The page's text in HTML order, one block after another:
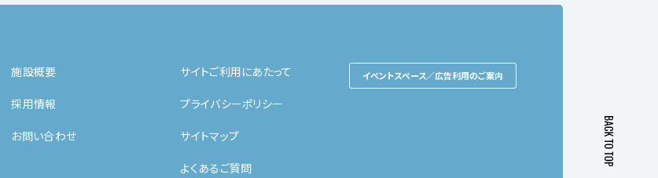
施設概要
採用情報
お問い合わせ
サイトご利用にあたって
プライバシーポリシー
サイトマップ
よくあるご質問
イベントスペース／広告利用のご案内